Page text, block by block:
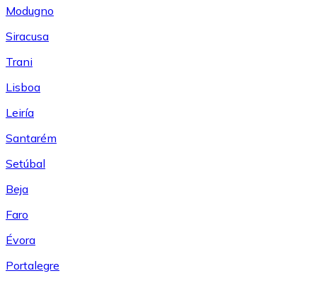
Modugno
Siracusa
Trani
Lisboa
Leiría
Santarém
Setúbal
Beja
Faro
Évora
Portalegre